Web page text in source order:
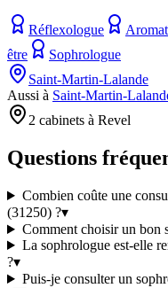
Réflexologue
être
Sophrologue
Saint-Martin-Lalande
Aussi à Saint-Martin-
2 cabinets à Revel
Questions
Combien coûte une
(31250) ?▾
Comment choisir un bon
La sophrologue est-elle
?▾
Puis-je consulter un